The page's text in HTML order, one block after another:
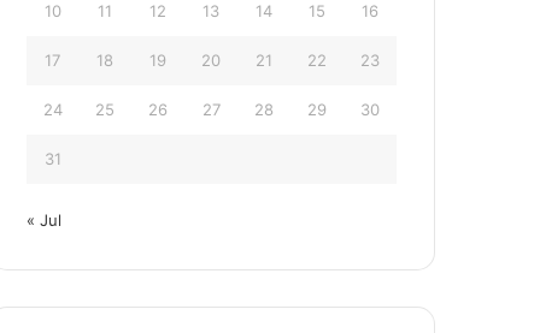
10 11 12 13 14 15 16
17 18 19 20 21 22 23
24 25 26 27 28 29 30
31
« Jul